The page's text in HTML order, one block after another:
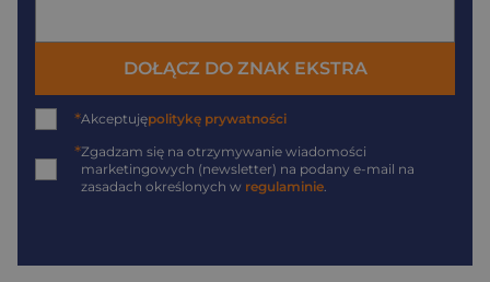
DOŁĄCZ DO ZNAK EKSTRA
*Akceptujępolitykę prywatności
*Zgadzam się na otrzymywanie wiadomości
marketingowych (newsletter) na podany e-mail na
zasadach określonych w regulaminie.